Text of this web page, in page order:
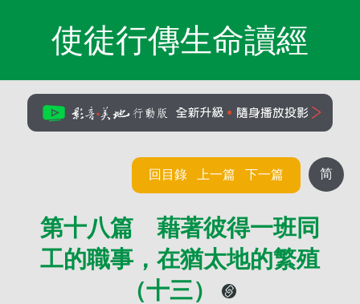
使徒行傳生命讀經
简
回目錄 上一篇 下一篇
第十八篇 藉著彼得一班同
工的職事，在猶太地的繁殖
（十三）